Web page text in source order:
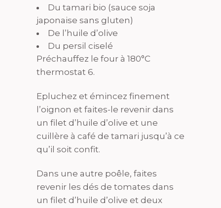
Du tamari bio (sauce soja
japonaise sans gluten)
De l’huile d’olive
Du persil ciselé
Préchauffez le four à 180°C
thermostat 6.
Epluchez et émincez finement
l’oignon et faites-le revenir dans
un filet d’huile d’olive et une
cuillère à café de tamari jusqu’à ce
qu’il soit confit.
Dans une autre poêle, faites
revenir les dés de tomates dans
un filet d’huile d’olive et deux